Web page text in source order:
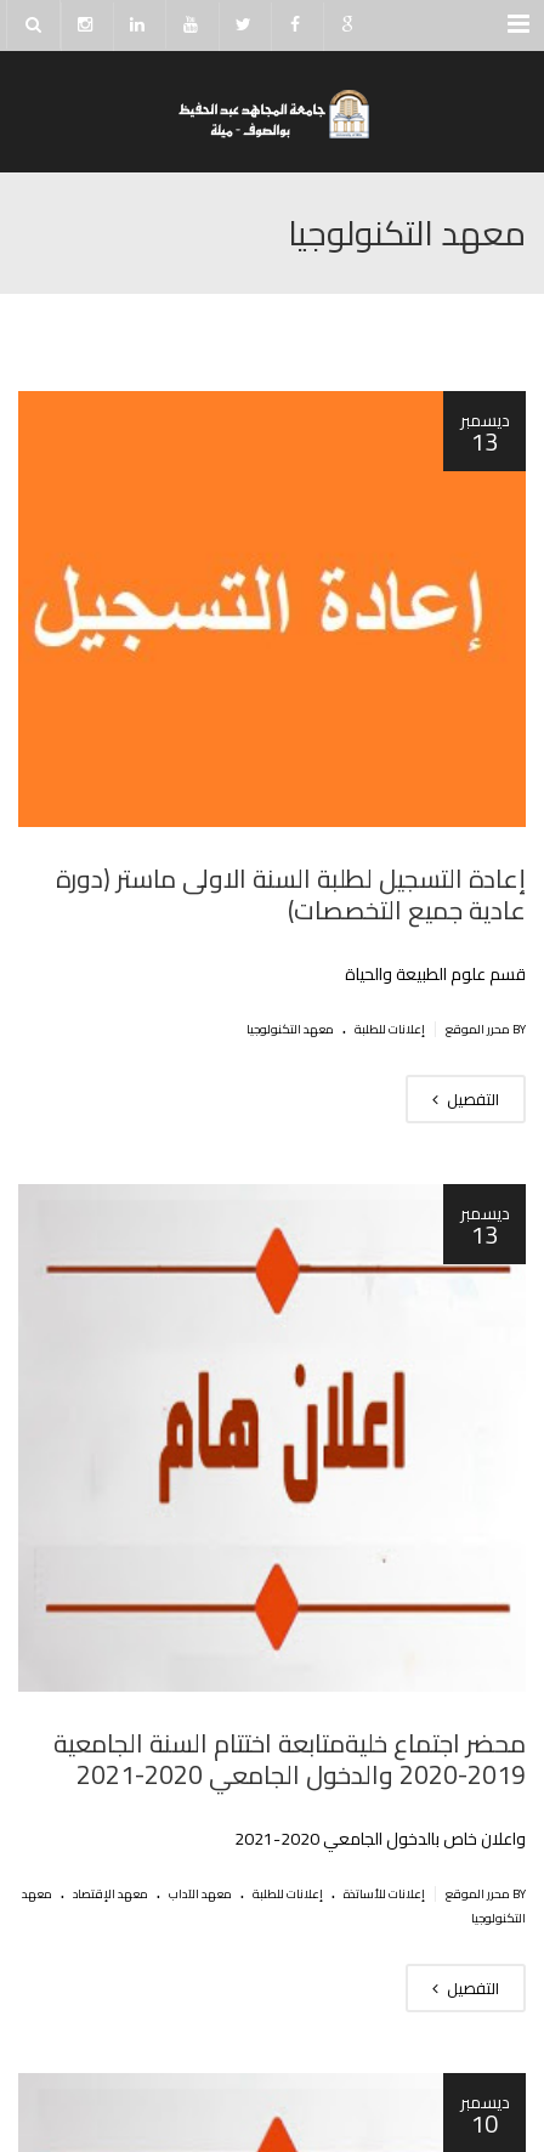
Menu
معهد التكنولوجيا
ديسمبر
13
إعادة التسجيل لطلبة السنة الاولى ماستر (دورة
عادية جميع التخصصات)
قسم علوم الطبيعة والحياة
BY محرر الموقع إعلانات للطلبة . معهد التكنولوجيا
التفصيل
ديسمبر
13
محضر اجتماع خليةمتابعة اختتام السنة الجامعية
2019-2020 والدخول الجامعي 2020-2021
واعلان خاص بالدخول الجامعي 2020-2021
BY محرر الموقع إعلانات للأساتذة . إعلانات للطلبة . معهد الآداب . معهد الإقتصاد . معهد
التكنولوجيا
التفصيل
ديسمبر
10